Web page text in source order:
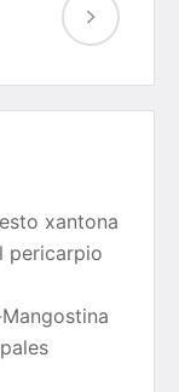
xantona
pericarpio